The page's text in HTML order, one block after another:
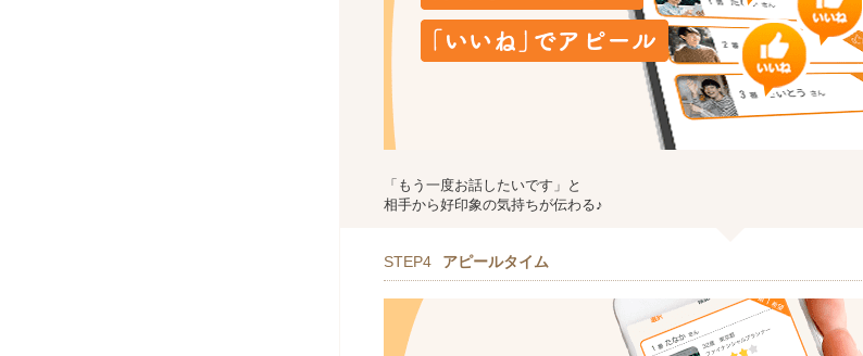
「もう一度お話したいです」と
相手から好印象の気持ちが伝わる♪
STEP4 アピールタイム